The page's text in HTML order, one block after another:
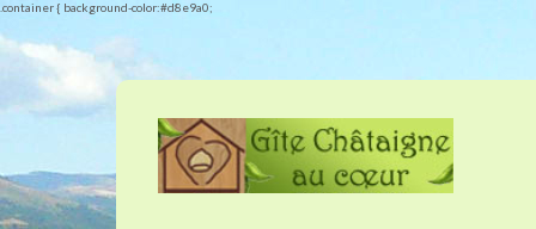
.container { background-color:#d8e9a0;